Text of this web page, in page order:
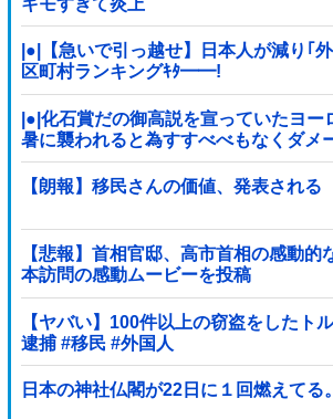
キモすぎて炎上
|●|【急いで引っ越せ】日本人が減り｢
区町村ランキングｷﾀ━━!
|●|化石賞だの御高説を宣っていたヨー
暑に襲われると為すすべべもなくダメ
い……
【朗報】移民さんの価値、発表される
【悲報】首相官邸、高市首相の感動的
本訪問の感動ムービーを投稿
【ヤバい】100件以上の窃盗をしたト
逮捕 #移民 #外国人
日本の神社仏閣が22日に１回燃えてる。